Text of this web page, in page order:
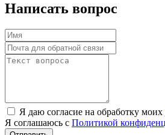
Написать вопрос
Я даю согласие на обработку моих
Я соглашаюсь с Политикой